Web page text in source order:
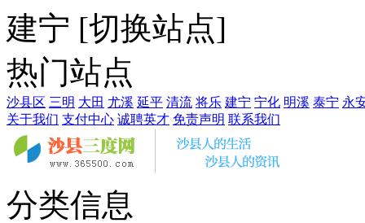
建宁 [切换站点]
热门站点
沙县区 三明 大田 尤溪 延平 清流 将乐 建宁 宁化 明溪 泰宁 永
关于我们 支付中心 诚聘英才 免责声明 联系我们
分类信息